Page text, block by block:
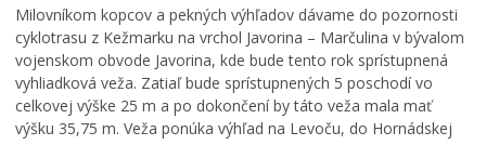
Milovníkom kopcov a pekných výhľadov dávame do pozornosti
cyklotrasu z Kežmarku na vrchol Javorina – Marčulina v bývalom
vojenskom obvode Javorina, kde bude tento rok sprístupnená
vyhliadková veža. Zatiaľ bude sprístupnených 5 poschodí vo
celkovej výške 25 m a po dokončení by táto veža mala mať
výšku 35,75 m. Veža ponúka výhľad na Levoču, do Hornádskej
í
p
r
e
v
á
a
s
t
e
r
p
j
š
e
j
T
r